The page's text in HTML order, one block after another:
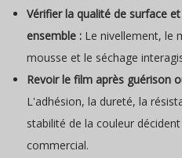
Vérifier la qualité de surface
ensemble : Le nivellement, le
mousse et le séchage
Revoir le film après guérison
L'adhésion, la dureté, la
stabilité de la couleur
commercial.